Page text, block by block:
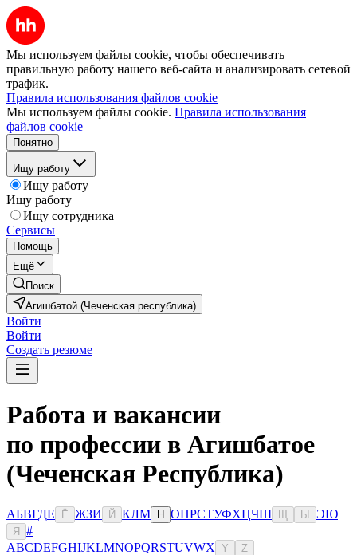
Мы используем файлы cookie, чтобы обеспечивать
правильную работу нашего веб-сайта и анализировать сетевой
трафик.
Правила использования файлов cookie
Мы используем файлы cookie. Правила использования
файлов cookie
Понятно
Ищу работу
Ищу работу
Ищу работу
Ищу сотрудника
Сервисы
Помощь
Ещё
Поиск
Агишбатой (Чеченская республика)
Войти
Войти
Создать резюме
Работа и вакансии
по профессии в Агишбатое
(Чеченская Республика)
АБВГДЕ Ё ЖЗИ Й КЛМ Н ОПРСТУФХЦЧШ Ы ЭЮ
Я
#
ABCDEFGHIJKLMNOPQRSTUVWX Y Z